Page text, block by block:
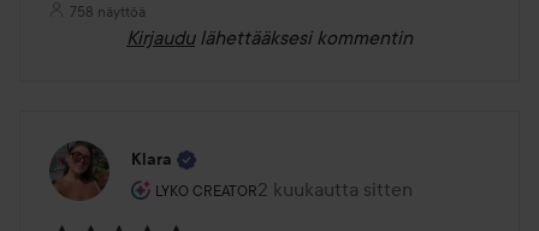
758 näyttöä
Kirjaudu lähettääksesi kommentin
Klara
LYKO CREATOR
Käyttäjän rooli: Lyko Creator.
2 kuukautta sitten
Viesti luotiin 2 kuukautta sitten